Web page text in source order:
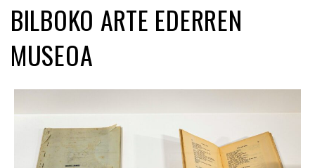
BILBOKO ARTE EDERREN
MUSEOA